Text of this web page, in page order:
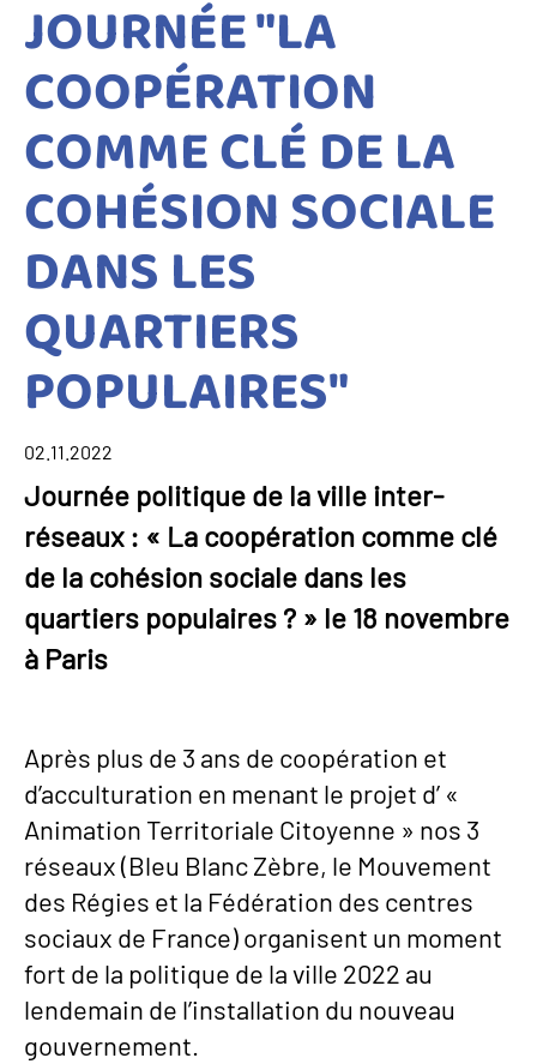
JOURNÉE "LA
COOPÉRATION
COMME CLÉ DE LA
COHÉSION SOCIALE
DANS LES
QUARTIERS
POPULAIRES"
02.11.2022
Journée politique de la ville inter-
réseaux : « La coopération comme clé
de la cohésion sociale dans les
quartiers populaires ? » le 18 novembre
à Paris
Après plus de 3 ans de coopération et
d’acculturation en menant le projet d’ «
Animation Territoriale Citoyenne » nos 3
réseaux (Bleu Blanc Zèbre, le Mouvement
des Régies et la Fédération des centres
sociaux de France) organisent un moment
fort de la politique de la ville 2022 au
lendemain de l’installation du nouveau
gouvernement.